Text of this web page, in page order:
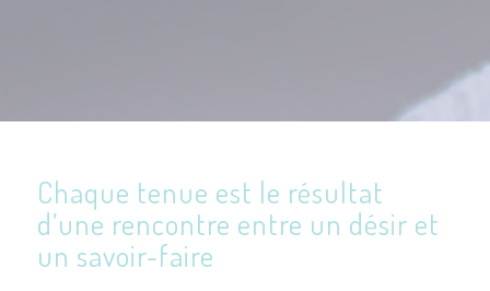
Chaque tenue est le résultat
d’une rencontre entre un désir et
un savoir-faire